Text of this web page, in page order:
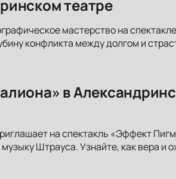
театре
мастерство на
конфликта между долгом и
в
на спектакль «Эффект
Штрауса. Узнайте, как вера и